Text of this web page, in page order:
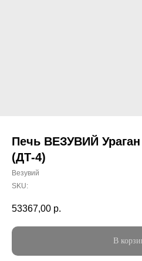
Печь ВЕЗУВИЙ Ураган
(ДТ-4)
Везувий
SKU:
53367,00 р.
В